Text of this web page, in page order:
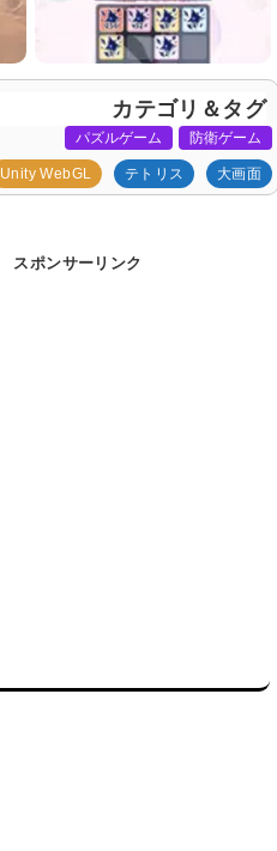
カテゴリ＆タグ
パズルゲーム 防衛ゲーム
Unity WebGL テトリス 大画面
スポンサーリンク